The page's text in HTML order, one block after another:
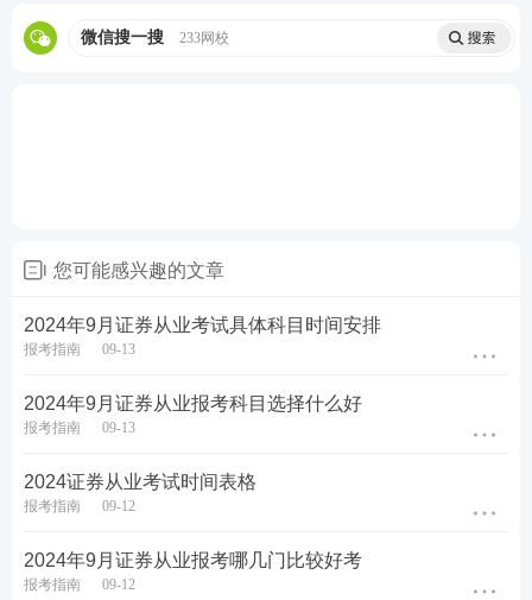
具、金融风险管理等内容，需要理解的内容更多，和
价测试总分100分，总题量120题，
式， 测试时间为120分钟，试卷正确率达到60%以
上，即为该科目达到基本要求。证券考试
对应的分值及题量如下。
单选题
40题 1分 题
判断题
微信搜一搜 233网校
您可能感兴趣的文章
2024年9月证券从业考试具体科目时间安排
报考指南 09-13
2024年9月证券从业报考科目选择什么好
报考指南 09-13
2024证券从业考试时间表格
报考指南 09-12
2024年9月证券从业报考哪几门比较好考
报考指南 09-12